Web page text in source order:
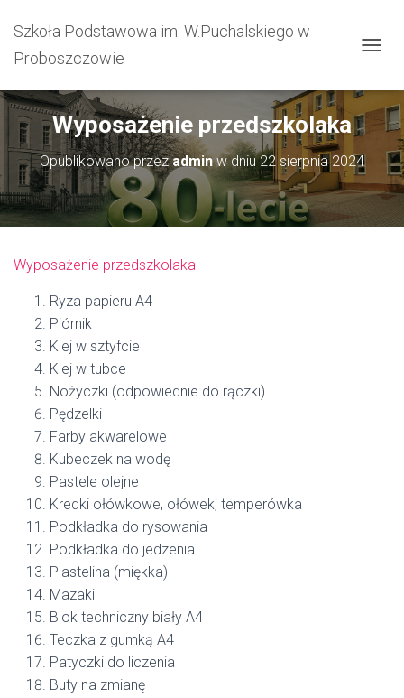
Szkoła Podstawowa im. W.Puchalskiego w
Proboszczowie
Wyposażenie przedszkolaka
Opublikowano przezadminw dniu22 sierpnia 2024
Wyposażenie przedszkolaka
Ryza papieru A4
Piórnik
Klej w sztyfcie
Klej w tubce
Nożyczki (odpowiednie do rączki)
Pędzelki
Farby akwarelowe
Kubeczek na wodę
Pastele olejne
Kredki ołówkowe, ołówek, temperówka
Podkładka do rysowania
Podkładka do jedzenia
Plastelina (miękka)
Mazaki
Blok techniczny biały A4
Teczka z gumką A4
Patyczki do liczenia
Buty na zmianę